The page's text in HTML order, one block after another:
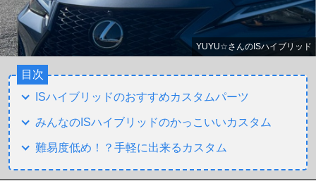
YUYU☆さんのISハイブリッド
目次
ISハイブリッドのおすすめカスタムパーツ
みんなのISハイブリッドのかっこいいカスタム
難易度低め！？手軽に出来るカスタム